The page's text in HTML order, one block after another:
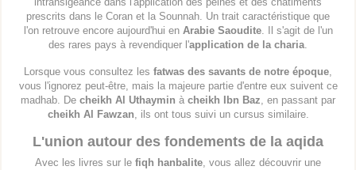
prescrits dans le Coran et la Sounnah. Un trait caractéristique que
l'on retrouve encore aujourd'hui en Arabie Saoudite. Il s'agit de l'un
des rares pays à revendiquer l'application de la charia.
Lorsque vous consultez les fatwas des savants de notre époque,
vous l'ignorez peut-être, mais la majeure partie d'entre eux suivent ce
madhab. De cheikh Al Uthaymin à cheikh Ibn Baz, en passant par
cheikh Al Fawzan, ils ont tous suivi un cursus similaire.
L'union autour des fondements de la aqida
Avec les livres sur le fiqh hanbalite, vous allez découvrir une